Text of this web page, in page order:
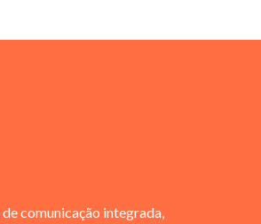
comunicação integrada,